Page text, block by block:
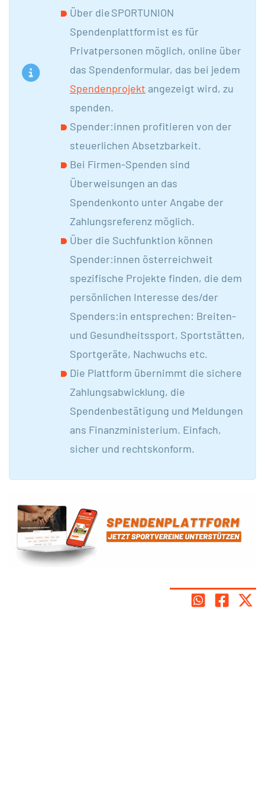
Über die SPORTUNION
Spendenplattform ist es für
Privatpersonen möglich, online über
das Spendenformular, das bei jedem
Spendenprojekt angezeigt wird, zu
spenden.
Spender:innen profitieren von der
steuerlichen Absetzbarkeit.
Bei Firmen-Spenden sind
Überweisungen an das
Spendenkonto unter Angabe der
Zahlungsreferenz möglich.
Über die Suchfunktion können
Spender:innen österreichweit
spezifische Projekte finden, die dem
persönlichen Interesse des/der
Spenders:in entsprechen: Breiten-
und Gesundheitssport, Sportstätten,
Sportgeräte, Nachwuchs etc.
Die Plattform übernimmt die sichere
Zahlungsabwicklung, die
Spendenbestätigung und Meldungen
ans Finanzministerium. Einfach,
sicher und rechtskonform.